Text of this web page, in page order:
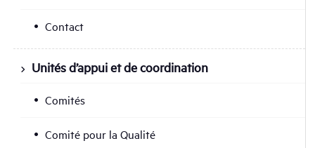
Contact
Unités d’appui et de coordination
Comités
Comité pour la Qualité